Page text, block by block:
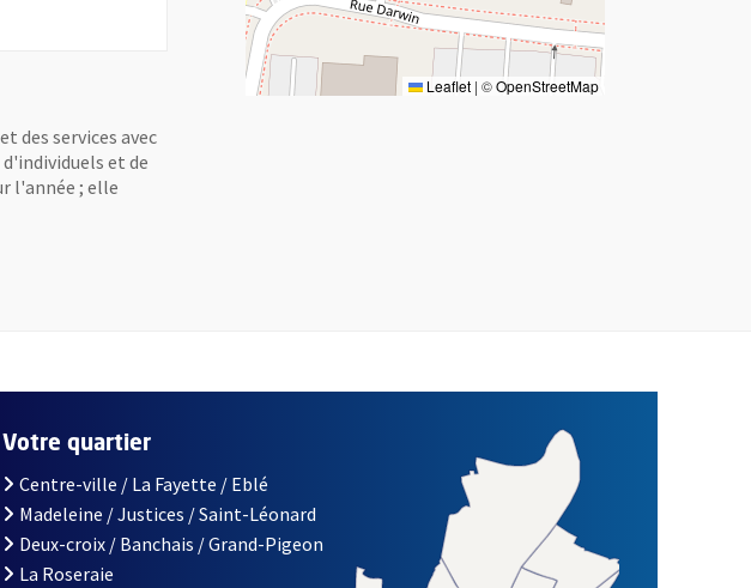
des services avec
et de
l'année ; elle
Leaflet | ©OpenStreetMap
D'INSCRIPTION À LA LETTRE D'INFORMATION DE LA VILLE D'ANGERS
Votre quartier
Centre-ville / La Fayette / Eblé
Madeleine / Justices / Saint-Léonard
Deux-croix / Banchais / Grand-Pigeon
La Roseraie